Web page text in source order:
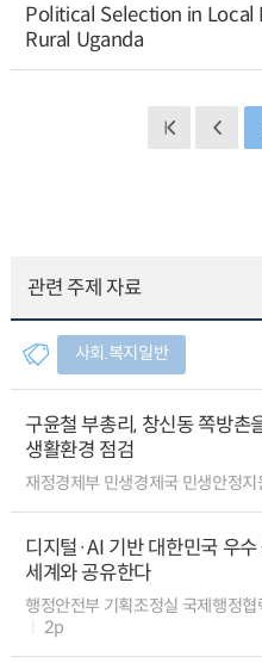
Political Selection in Local
Rural Uganda
관련 주제 자료
사회.복지일반
구윤철 부총리, 창신동 쪽방촌
생활환경 점검
재정경제부 민생경제국 민생안정지
디지털·AI 기반 대한민국 우
세계와 공유한다
행정안전부 기획조정실 국제행정
2p